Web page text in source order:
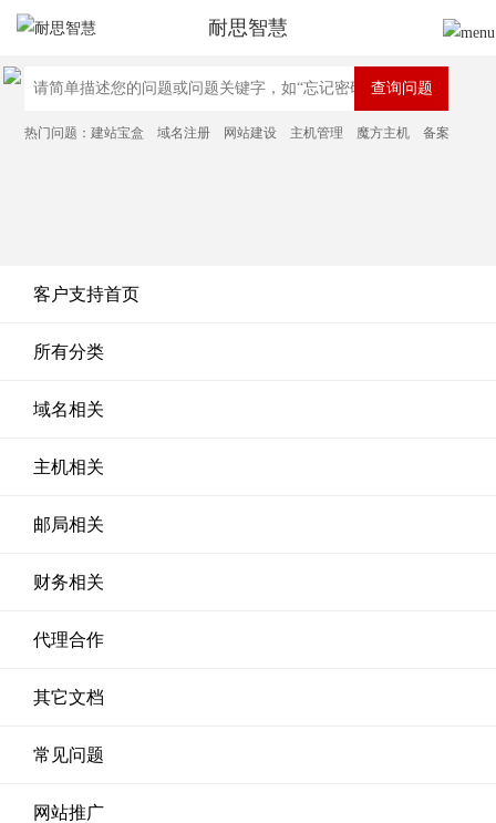
耐思智慧
热门问题：建站宝盒 域名注册 网站建设 主机管理 魔方主机 备案
客户支持首页
所有分类
域名相关
主机相关
邮局相关
财务相关
代理合作
其它文档
常见问题
网站推广